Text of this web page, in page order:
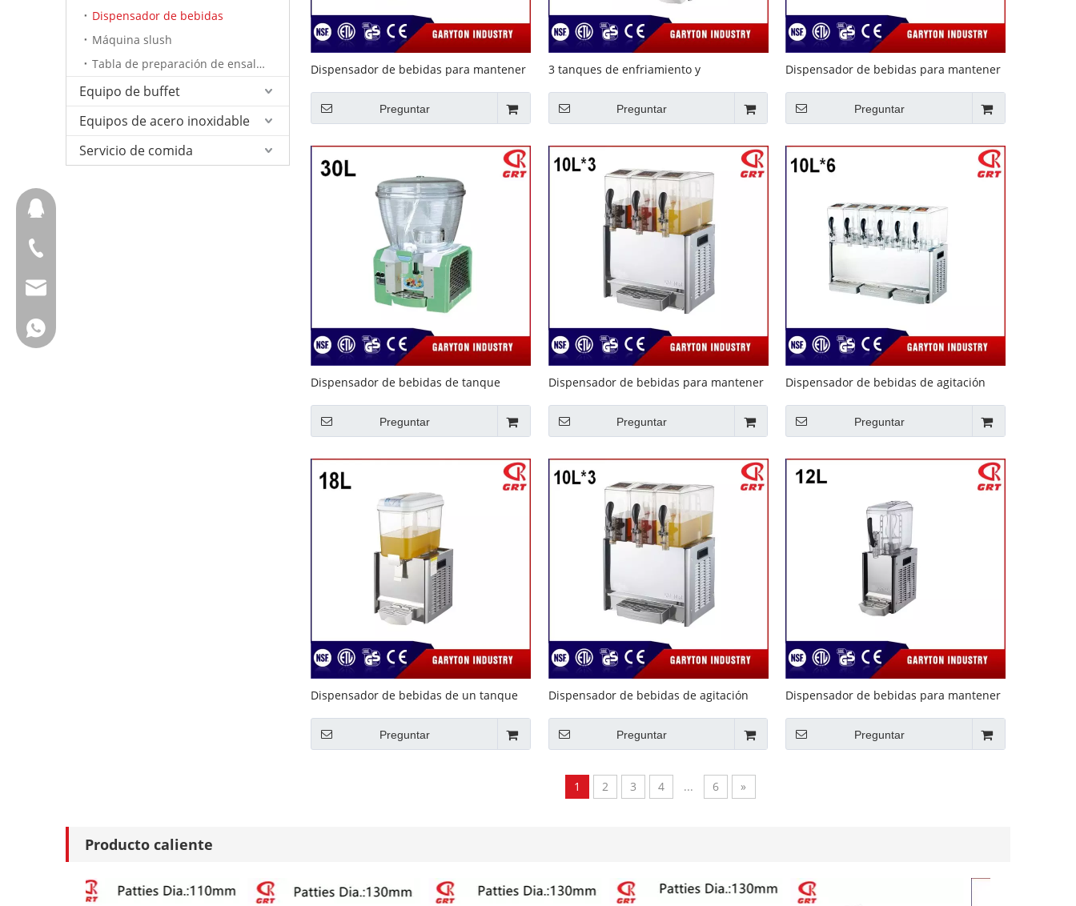
Dispensador de bebidas
Máquina slush
Tabla de preparación de ensalada
Equipo de buffet
Equipos de acero inoxidable
Servicio de comida
Dispensador de bebidas para mantener
Preguntar
3 tanques de enfriamiento y
estilo agitaciónPreguntar
Dispensador de bebidas para mantener
agitador
Preguntar
Dispensador de bebidas de tanque
130A)
Preguntar
Dispensador de bebidas para mantener
agitador
Preguntar
Dispensador de bebidas de agitación
(GRT-LRYJ10L * 6)Preguntar
Dispensador de bebidas de un tanque
la bebida
Preguntar
Dispensador de bebidas de agitación
(GRT-DLRYJ10L * 3)
Preguntar
Dispensador de bebidas para mantener
Preguntar
1 2 3 4 ... 6 »
Producto caliente